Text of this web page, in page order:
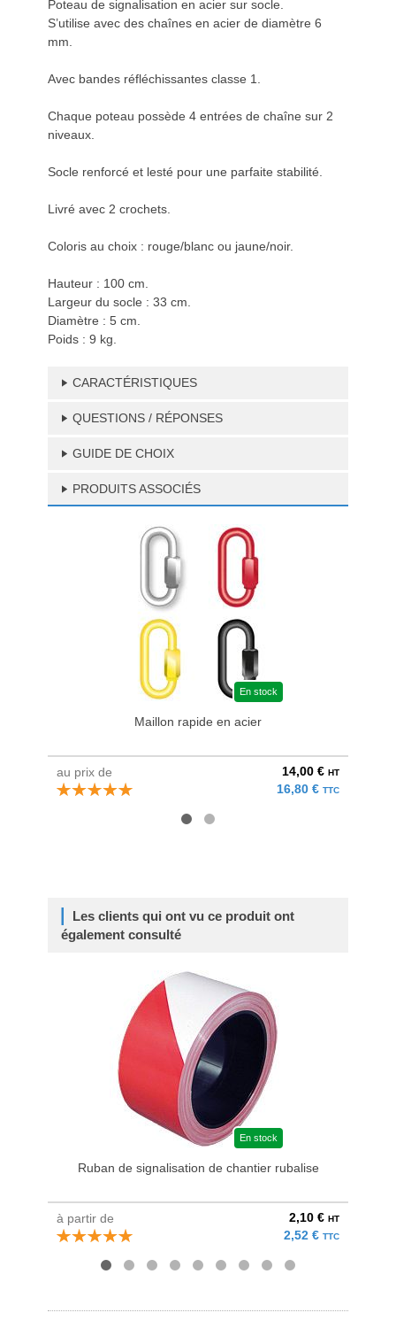
Poteau de signalisation en acier sur socle.
S’utilise avec des chaînes en acier de diamètre 6
mm.
Avec bandes réfléchissantes classe 1.
Chaque poteau possède 4 entrées de chaîne sur 2
niveaux.
Socle renforcé et lesté pour une parfaite stabilité.
Livré avec 2 crochets.
Coloris au choix : rouge/blanc ou jaune/noir.
Hauteur : 100 cm.
Largeur du socle : 33 cm.
Diamètre : 5 cm.
Poids : 9 kg.
CARACTÉRISTIQUES
QUESTIONS / RÉPONSES
GUIDE DE CHOIX
PRODUITS ASSOCIÉS
En stock
Maillon rapide en acier
au prix de 14,00 € HT
16,80 € TTC
Les clients qui ont vu ce produit ont
également consulté
En stock
Ruban de signalisation de chantier rubalise
à partir de 2,10 € HT
2,52 € TTC